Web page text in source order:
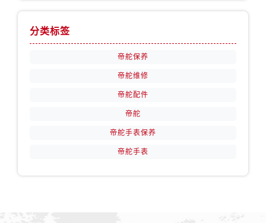
分类标签
帝舵保养
帝舵维修
帝舵配件
帝舵
帝舵手表保养
帝舵手表